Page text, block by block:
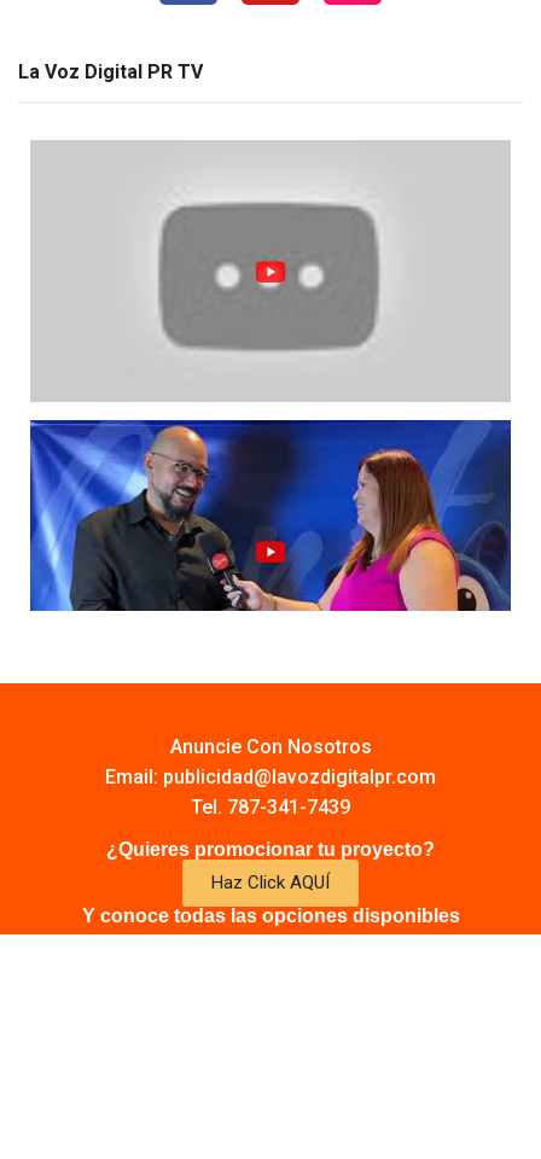
La Voz Digital PR TV
Anuncie Con Nosotros
Email: publicidad@lavozdigitalpr.com
Tel. 787-341-7439
¿Quieres promocionar tu proyecto?
Haz Click AQUÍ
Y conoce todas las opciones disponibles